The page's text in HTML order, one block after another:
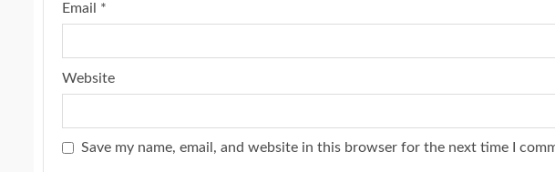
Email *
Website
Save my name, email, and website in this browser for the next time I